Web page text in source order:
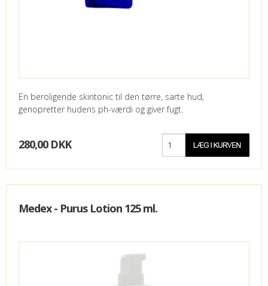
En beroligende skintonic til den tørre, sarte hud,
genopretter hudens ph-værdi og giver fugt.
280,00 DKK
Medex - Purus Lotion 125 ml.